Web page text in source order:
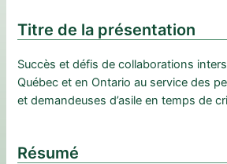
Titre de la présentation
Succès et défis de collaborations
Québec et en Ontario au service des
et demandeuses d’asile en temps de
Résumé